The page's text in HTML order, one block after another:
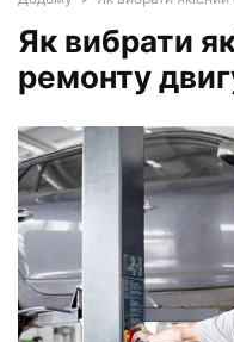
Як вибрати
ремонту